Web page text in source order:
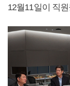
12월11일이 직